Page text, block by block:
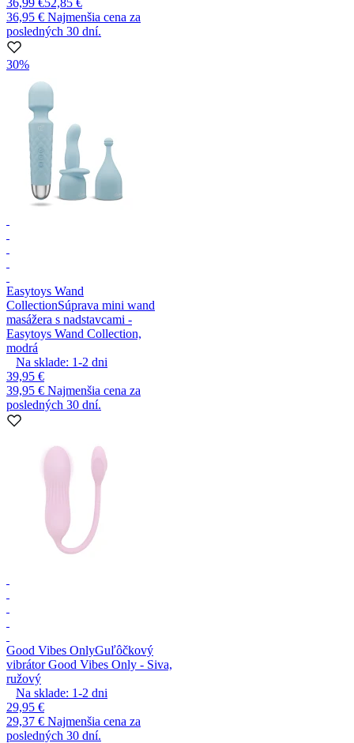
36,95 € Najmenšia cena za
posledných 30 dní.
30%
Easytoys Wand
CollectionSúprava mini wand
masážera s nadstavcami -
Easytoys Wand Collection,
modrá
Na sklade: 1-2 dni
39,95 €
39,95 € Najmenšia cena za
posledných 30 dní.
Good Vibes OnlyGuľôčkový
vibrátor Good Vibes Only - Siva,
ružový
Na sklade: 1-2 dni
29,95 €
29,37 € Najmenšia cena za
posledných 30 dní.